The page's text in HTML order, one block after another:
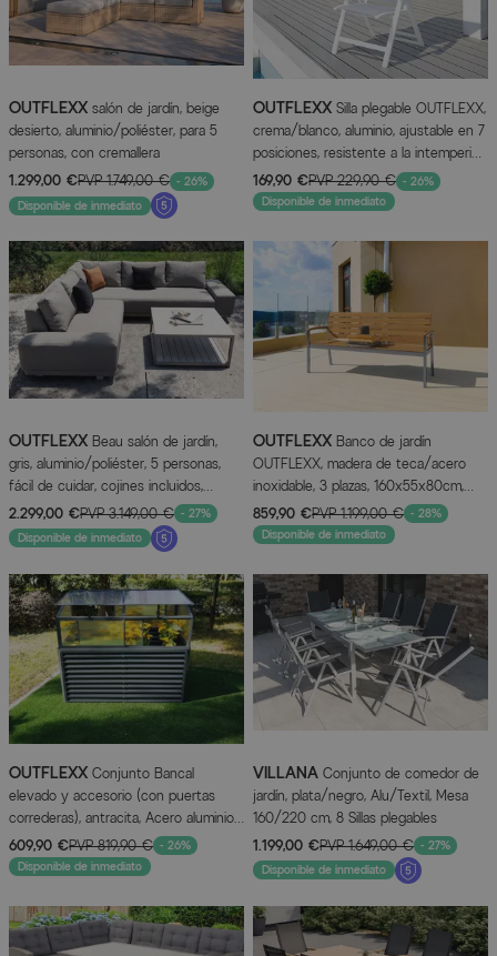
OUTFLEXX salón de jardín, beige
desierto, aluminio/poliéster, para 5
personas, con cremallera
1.299,00 €PVP1.749,00 € - 26%
Disponible de inmediato
OUTFLEXX Silla plegable OUTFLEXX,
crema/blanco, aluminio, ajustable en 7
posiciones, resistente a la intemperie,
alta capacidad de carga
169,90 €PVP229,90 € - 26%
Disponible de inmediato
OUTFLEXX Beau salón de jardín,
gris, aluminio/poliéster, 5 personas,
fácil de cuidar, cojines incluidos,
secado rápido, incl. mesa de café
2.299,00 €PVP3.149,00 € - 27%
Disponible de inmediato
OUTFLEXX Banco de jardín
OUTFLEXX, madera de teca/acero
inoxidable, 3 plazas, 160x55x80cm,
producto certificado FSC®
859,90 €PVP1.199,00 € - 28%
Disponible de inmediato
OUTFLEXX Conjunto Bancal
elevado y accesorio (con puertas
correderas), antracita, Acero aluminio-
zinc/Aluminio/Policarbonato, 180 cm,
con recubrimiento en polvo
609,90 €PVP819,90 € - 26%
Disponible de inmediato
VILLANA Conjunto de comedor de
jardín, plata/negro, Alu/Textil, Mesa
160/220 cm, 8 Sillas plegables
1.199,00 €PVP1.649,00 € - 27%
Disponible de inmediato